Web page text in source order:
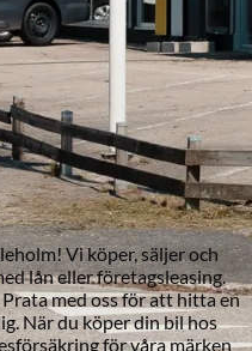
Vi köper, säljer och
lån eller företagsleasing.
med oss för att hitta en
När du köper din bil hos
för våra märken